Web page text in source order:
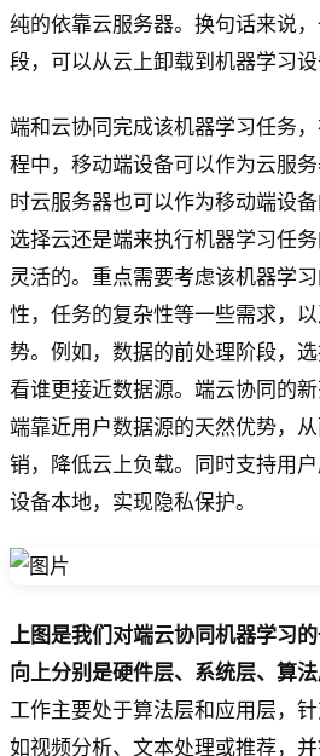
纯的依靠云服务器。换句话来说
段，可以从云上卸载到机器学习设
端和云协同完成该机器学习任务
程中，移动端设备可以作为云服
时云服务器也可以作为移动端设
选择云还是端来执行机器学习任
灵活的。重点需要考虑该机器学
性，任务的复杂性等一些需求，
势。例如，数据的前处理阶段，
看谁更接近数据源。端云协同的
端靠近用户数据源的天然优势，
销，降低云上负载。同时支持用
设备本地，实现隐私保护。
上图是我们对端云协同机器学习
向上分别是硬件层、系统层、算
工作主要处于算法层和应用层，
如视频分析、文本处理或推荐，